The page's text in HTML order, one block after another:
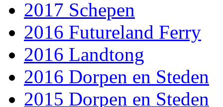
2017 Schepen
2016 Futureland Ferry
2016 Landtong
2016 Dorpen en Steden
2015 Dorpen en Steden